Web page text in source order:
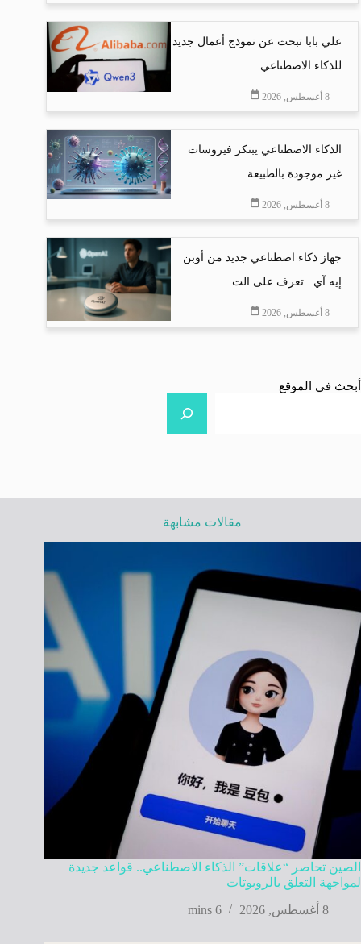
علي بابا تبحث عن نموذج أعمال جديد
للذكاء الاصطناعي
8 أغسطس, 2026
الذكاء الاصطناعي يبتكر فيروسات
غير موجودة بالطبيعة
8 أغسطس, 2026
جهاز ذكاء اصطناعي جديد من أوبن
إيه آي.. تعرف على الت...
8 أغسطس, 2026
أبحث في الموقع
مقالات مشابهة
الصين تحاصر “علاقات” الذكاء الاصطناعي.. قواعد جديدة
لمواجهة التعلق بالروبوتات
8 أغسطس, 2026
6 mins